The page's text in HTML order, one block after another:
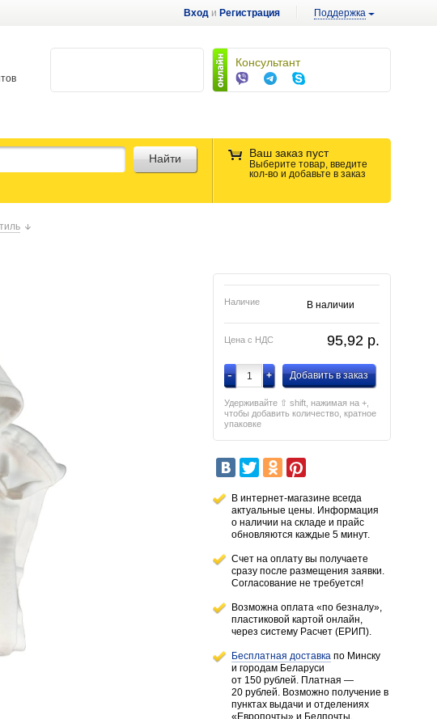
Вход и Регистрация Поддержка
Консультант
Ваш заказ пуст
Выберите товар, введите
кол-во и добавьте в заказ
Найти
Наличие В наличии
Цена с НДС 95,92 p.
- + Добавить в заказ
Удерживайте ⇧ shift, нажимая на +,
чтобы добавить количество, кратное
упаковке
В интернет-магазине всегда
актуальные цены. Информация
о наличии на складе и прайс
обновляются каждые 5 минут.
Счет на оплату вы получаете
сразу после размещения заявки.
Согласование не требуется!
Возможна оплата «по безналу»,
пластиковой картой онлайн,
через систему Расчет (ЕРИП).
Бесплатная доставка по Минску
и городам Беларуси
от 150 рублей. Платная —
20 рублей. Возможно получение в
пунктах выдачи и отделениях
«Европочты» и Белпочты.